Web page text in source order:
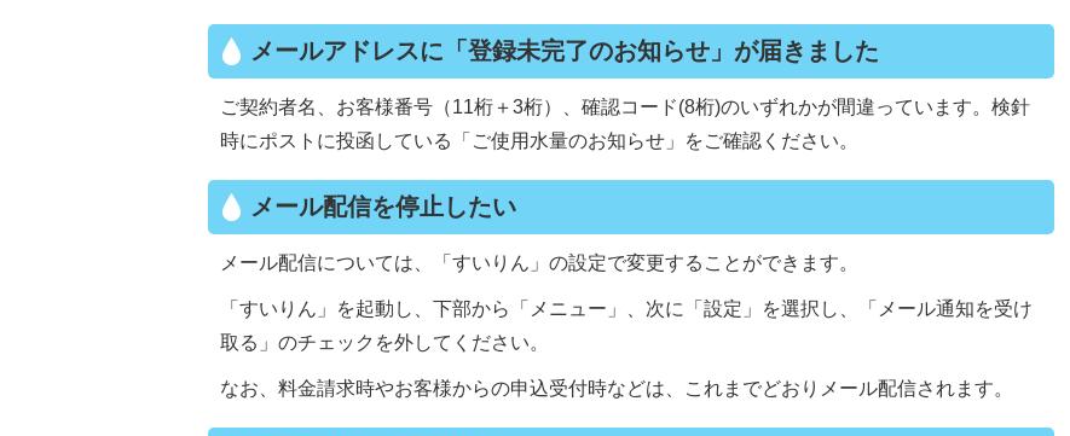
メールアドレスに「登録未完了のお知らせ」が届きました
ご契約者名、お客様番号（11桁＋3桁）、確認コード(8桁)のいずれかが間違っています。検針
時にポストに投函している「ご使用水量のお知らせ」をご確認ください。
メール配信を停止したい
メール配信については、「すいりん」の設定で変更することができます。
「すいりん」を起動し、下部から「メニュー」、次に「設定」を選択し、「メール通知を受け
取る」のチェックを外してください。
なお、料金請求時やお客様からの申込受付時などは、これまでどおりメール配信されます。